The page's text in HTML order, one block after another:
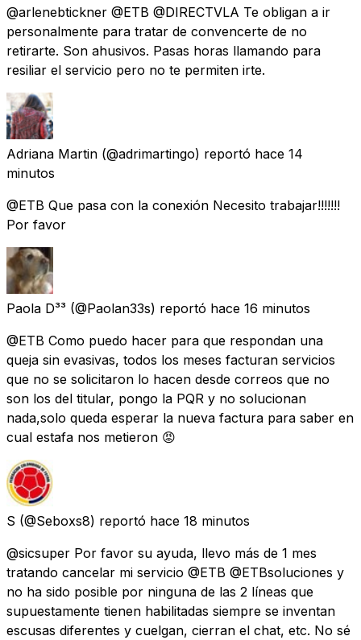
@arlenebtickner @ETB @DIRECTVLA Te obligan a ir
personalmente para tratar de convencerte de no
retirarte. Son ahusivos. Pasas horas llamando para
resiliar el servicio pero no te permiten irte.
Adriana Martin (@adrimartingo) reportó hace 14
minutos
@ETB Que pasa con la conexión Necesito trabajar!!!!!!!
Por favor
Paola D³³ (@Paolan33s) reportó hace 16 minutos
@ETB Como puedo hacer para que respondan una
queja sin evasivas, todos los meses facturan servicios
que no se solicitaron lo hacen desde correos que no
son los del titular, pongo la PQR y no solucionan
nada,solo queda esperar la nueva factura para saber en
cual estafa nos metieron 😡
S (@Seboxs8) reportó hace 18 minutos
@sicsuper Por favor su ayuda, llevo más de 1 mes
tratando cancelar mi servicio @ETB @ETBsoluciones y
no ha sido posible por ninguna de las 2 líneas que
supuestamente tienen habilitadas siempre se inventan
escusas diferentes y cuelgan, cierran el chat, etc. No sé